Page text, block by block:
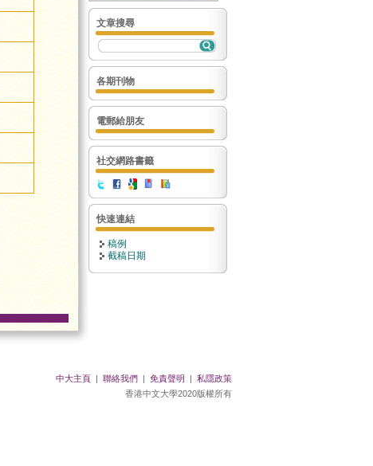
文章搜尋
各期刊物
電郵給朋友
社交網路書籤
快速連結
稿例
截稿日期
中大主頁 | 聯絡我們 | 免責聲明 | 私隱政策
香港中文大學2020版權所有